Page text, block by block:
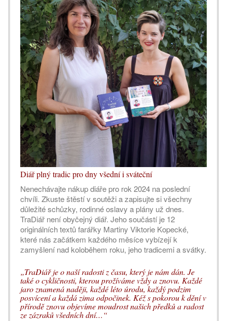
Diář plný tradic pro dny všední i sváteční
Nenechávajte nákup diáře pro rok 2024 na poslední
chvíli. Zkuste štěstí v soutěži a zapisujte si všechny
důležité schůzky, rodinné oslavy a plány už dnes.
TraDiář není obyčejný diář. Jeho součástí je 12
originálních textů farářky Martiny Viktorie Kopecké,
které nás začátkem každého měsíce vybízejí k
zamyšlení nad koloběhem roku, jeho tradicemi a svátky.
„TraDiář je o naší radosti z času, který je nám dán. Je
také o cykličnosti, kterou prožíváme vždy a znovu. Každé
jaro znamená naději, každé léto úrodu, každý podzim
posvícení a každá zima odpočinek. Kéž s pokorou k dění v
přírodě znovu objevíme moudrost našich předků a radost
ze zázraků všedních dní…“